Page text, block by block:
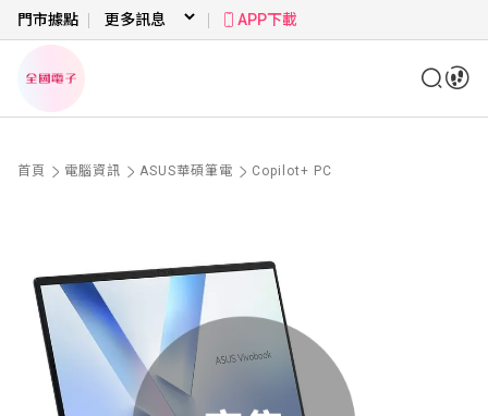
門市據點 APP下載
首頁 電腦資訊 ASUS華碩筆電 Copilot+ PC